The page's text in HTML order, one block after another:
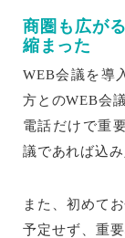
商圏も広が
縮まった
WEB会議を導
方とのWEB会
電話だけで重
議であれば込
また、初めて
予定せず、重